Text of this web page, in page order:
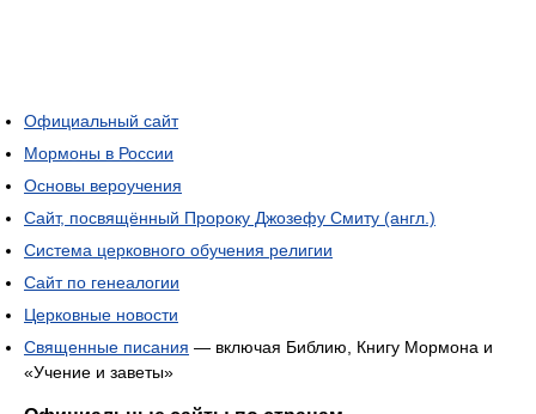
Официальный сайт
Мормоны в России
Основы вероучения
Сайт, посвящённый Пророку Джозефу Смиту (англ.)
Система церковного обучения религии
Сайт по генеалогии
Церковные новости
Священные писания — включая Библию, Книгу Мормона и
«Учение и заветы»